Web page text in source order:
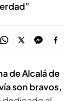
de Alcalá de
son bravos,